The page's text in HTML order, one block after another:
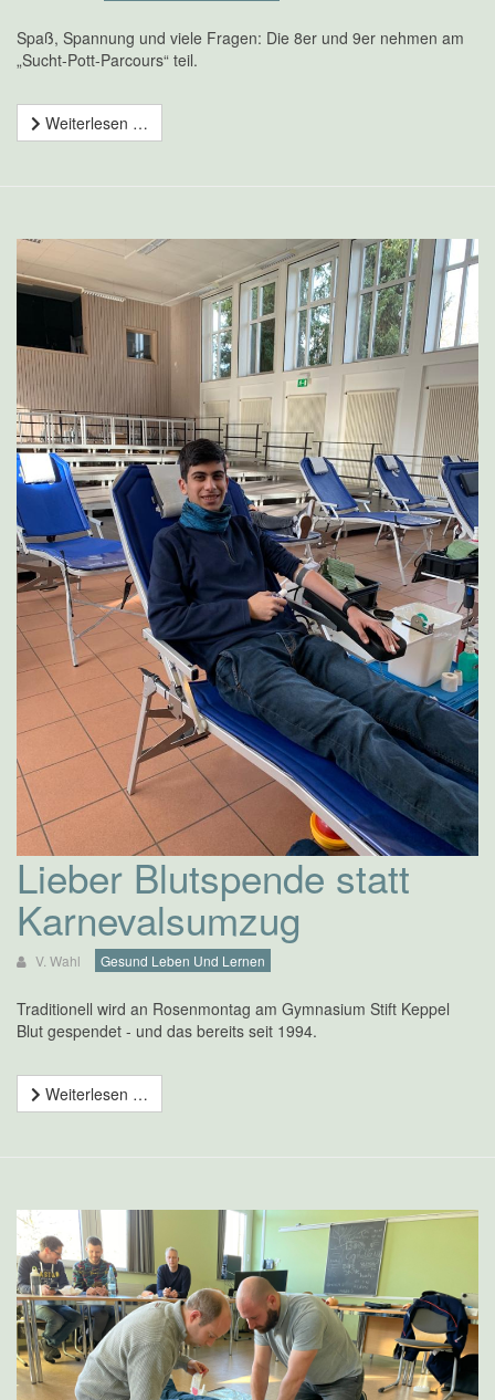
Spaß, Spannung und viele Fragen: Die 8er und 9er nehmen am
„Sucht-Pott-Parcours“ teil.
Weiterlesen …
Lieber Blutspende statt
Karnevalsumzug
V. Wahl Gesund Leben Und Lernen
Traditionell wird an Rosenmontag am Gymnasium Stift Keppel
Blut gespendet - und das bereits seit 1994.
Weiterlesen …